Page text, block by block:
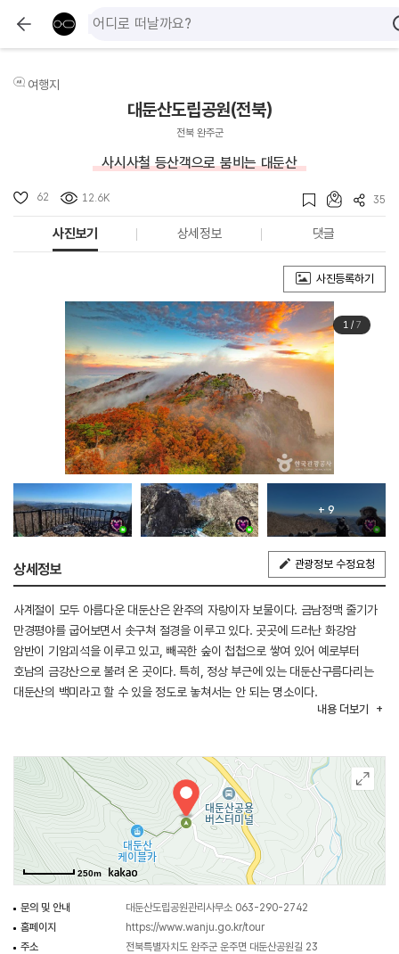
여행지
대둔산도립공원(전북)
전북 완주군
사시사철 등산객으로 붐비는 대둔산
62 12.6K 35
사진보기 상세정보 댓글
사진등록하기
1/ 7
+ 9
상세정보 관광정보 수정요청
사계절이 모두 아름다운 대둔산은 완주의 자랑이자 보물이다. 금남정맥 줄기가
만경평야를 굽어보면서 솟구쳐 절경을 이루고 있다. 곳곳에 드러난 화강암
암반이 기암괴석을 이루고 있고, 빼곡한 숲이 첩첩으로 쌓여 있어 예로부터
호남의 금강산으로 불려 온 곳이다. 특히, 정상 부근에 있는 대둔산구름다리는
대둔산의 백미라고 할 수 있을 정도로 놓쳐서는 안 되는 명소이다.
대둔산구름다리를 건너면 약수정이 나오고 여기서 삼선계단을 타면 왕관바위로
태고사, 그리고 금강폭포, 동심바위, 금강계곡, 삼선약수터, 옥계동 계곡 등 신의
조화로 이룬 만물상을 보는 듯 황홀하기만 하다. 해발 878m 우뚝 솟은 최고봉
마천대 아래로 끝없이 펼쳐진 바위 봉우리들의 자태가 수려하다. 독특한 형상의
기암괴석들은 잘 다듬어진 조각품이다. 분재의 군락이다. 차라리 수석의 보고다.
눈 가는 곳 어디든 아름답고 웅장하다.
내용 더보기
250m
문의 및 안내
대둔산도립공원관리사무소 063-290-2742
홈페이지
https://www.wanju.go.kr/tour
주소
전북특별자치도 완주군 운주면 대둔산공원길 23